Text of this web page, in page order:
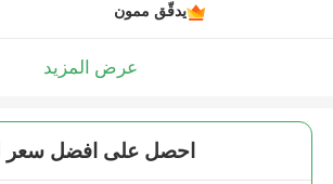
يدقّق ممون
عرض المزيد
احصل على افضل سعر